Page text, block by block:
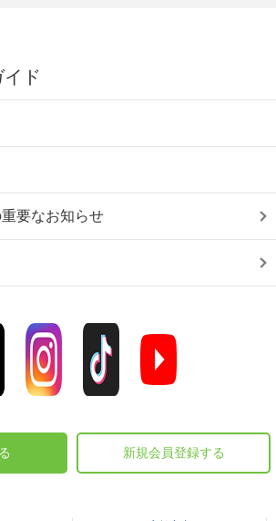
ド
要なお知らせ
新規会員登録する